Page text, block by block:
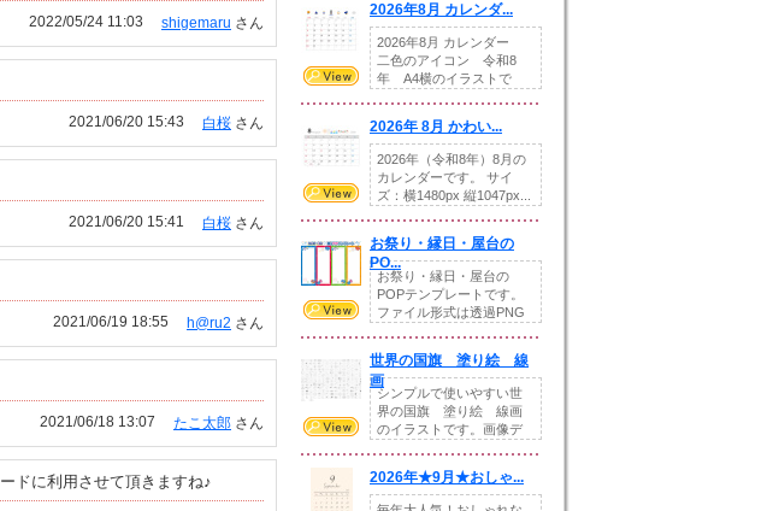
shigemaru さん
2022/05/24 11:03
白桜 さん
2021/06/20 15:43
白桜 さん
2021/06/20 15:41
h@ru2 さん
2021/06/19 18:55
たこ太郎 さん
2021/06/18 13:07
ドに利用させて頂きますね♪
2026年8月 カレンダ...
2026年8月 カレンダー
二色のアイコン 令和8
年 A4横のイラストで
2026年 8月 かわい...
2026年（令和8年）8月の
カレンダーです。 サイ
ズ：横1480px 縦1047px...
お祭り・縁日・屋台の
PO...
お祭り・縁日・屋台の
POPテンプレートです。
ファイル形式は透過PNG
世界の国旗 塗り絵 線
画
シンプルで使いやすい世
界の国旗 塗り絵 線画
のイラストです。画像デ
2026年★9月★おしゃ...